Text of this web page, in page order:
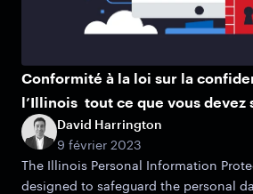
Conformité à la loi sur la
l’Illinois tout ce que vous devez
David Harrington
9 février 2023
The Illinois Personal Information
designed to safeguard the personal